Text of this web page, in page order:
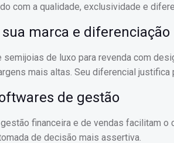
com a qualidade, exclusividade e
sua marca e diferenciação
de luxo para revenda com
mais altas. Seu diferencial
de gestão
financeira e de vendas facilitam
de decisão mais assertiva.